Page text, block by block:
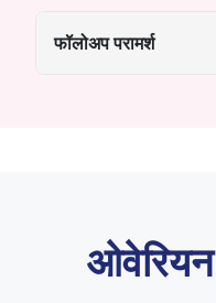
फॉलोअप परामर्श
ओवेरियन